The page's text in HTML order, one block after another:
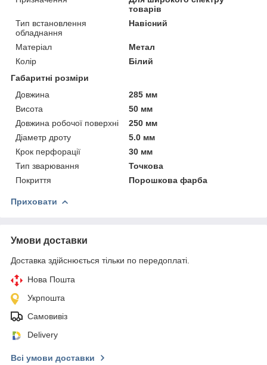
товарів
Тип встановлення
обладнання
Навісний
Матеріал
Метал
Колір
Білий
Габаритні розміри
Довжина
285 мм
Висота
50 мм
Довжина робочої поверхні
250 мм
Діаметр дроту
5.0 мм
Крок перфорації
30 мм
Тип зварювання
Точкова
Покриття
Порошкова фарба
Приховати
Умови доставки
Доставка здійснюється тільки по передоплаті.
Нова Пошта
Укрпошта
Самовивіз
Delivery
Всі умови доставки